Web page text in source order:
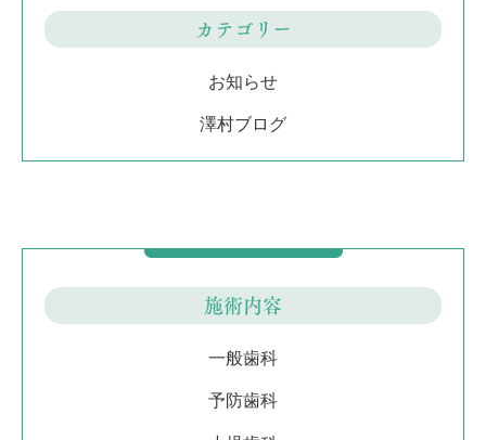
カテゴリー
お知らせ
澤村ブログ
施術内容
一般歯科
予防歯科